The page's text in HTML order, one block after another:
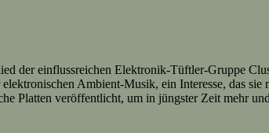
der einflussreichen Elektronik-Tüftler-Gruppe
Ambient-Musik, ein Interesse, das
Platten veröffentlicht, um in jüngster Zeit mehr